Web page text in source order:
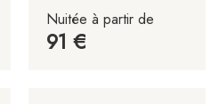
Nuitée à partir de
91